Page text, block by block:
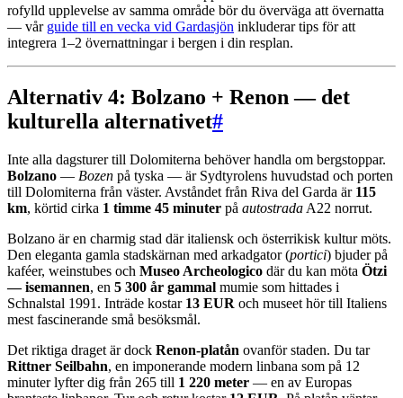
rofylld upplevelse av samma område bör du överväga att övernatta
— vår guide till en vecka vid Gardasjön inkluderar tips för att
integrera 1–2 övernattningar i bergen i din resplan.
Alternativ 4: Bolzano + Renon — det
kulturella alternativet#
Inte alla dagsturer till Dolomiterna behöver handla om bergstoppar.
Bolzano — Bozen på tyska — är Sydtyrolens huvudstad och porten
till Dolomiterna från väster. Avståndet från Riva del Garda är 115
km, körtid cirka 1 timme 45 minuter på autostrada A22 norrut.
Bolzano är en charmig stad där italiensk och österrikisk kultur möts.
Den eleganta gamla stadskärnan med arkadgator (portici) bjuder på
kaféer, weinstubes och Museo Archeologico där du kan möta Ötzi
— isemannen, en 5 300 år gammal mumie som hittades i
Schnalstal 1991. Inträde kostar 13 EUR och museet hör till Italiens
mest fascinerande små besöksmål.
Det riktiga draget är dock Renon-platån ovanför staden. Du tar
Rittner Seilbahn, en imponerande modern linbana som på 12
minuter lyfter dig från 265 till 1 220 meter — en av Europas